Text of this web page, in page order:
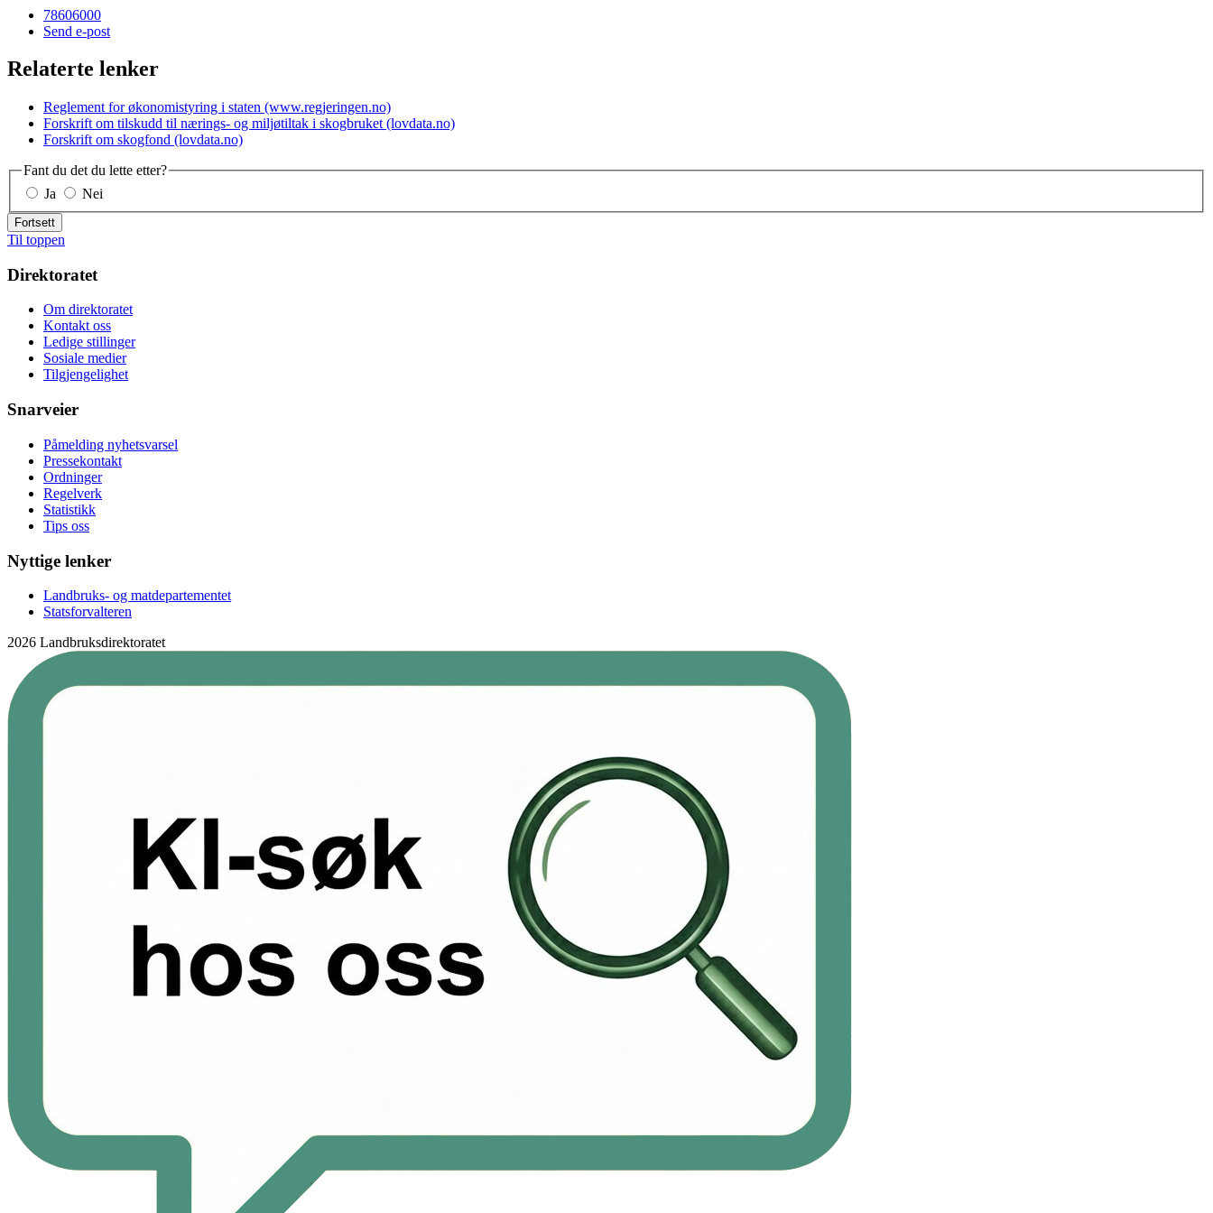
78606000
Send e-post
Relaterte lenker
Reglement for økonomistyring i staten (www.regjeringen.no)
Forskrift om tilskudd til nærings- og miljøtiltak i skogbruket (lovdata.no)
Forskrift om skogfond (lovdata.no)
Fant du det du lette etter?
Ja
Nei
Fortsett
Til toppen
Direktoratet
Om direktoratet
Kontakt oss
Ledige stillinger
Sosiale medier
Tilgjengelighet
Snarveier
Påmelding nyhetsvarsel
Pressekontakt
Ordninger
Regelverk
Statistikk
Tips oss
Nyttige lenker
Landbruks- og matdepartementet
Statsforvalteren
2026 Landbruksdirektoratet